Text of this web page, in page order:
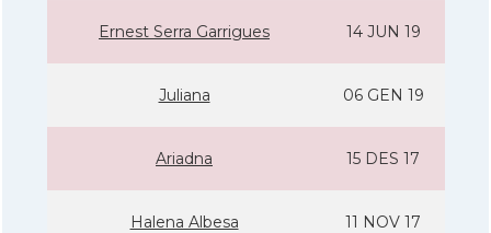
Ernest Serra Garrigues 14 JUN 19
Juliana 06 GEN 19
Ariadna 15 DES 17
Halena Albesa 11 NOV 17